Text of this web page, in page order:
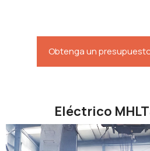
Obtenga un
Eléctrico